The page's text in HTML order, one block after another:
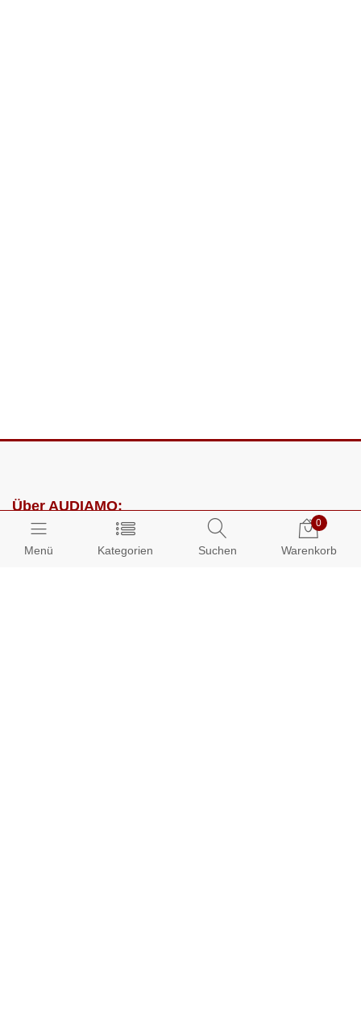
Menü Kategorien Suchen
0
Warenkorb
Über AUDIAMO:
Impressum